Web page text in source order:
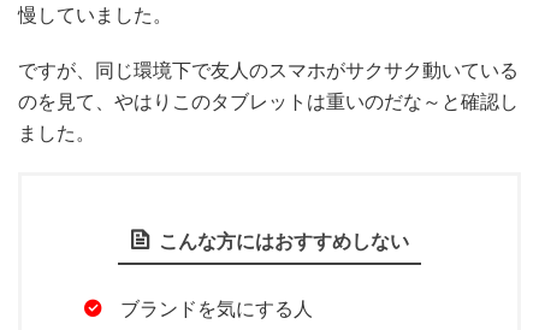
慢していました。
ですが、同じ環境下で友人のスマホがサクサク動いている
のを見て、やはりこのタブレットは重いのだな～と確認し
ました。
こんな方にはおすすめしない
ブランドを気にする人